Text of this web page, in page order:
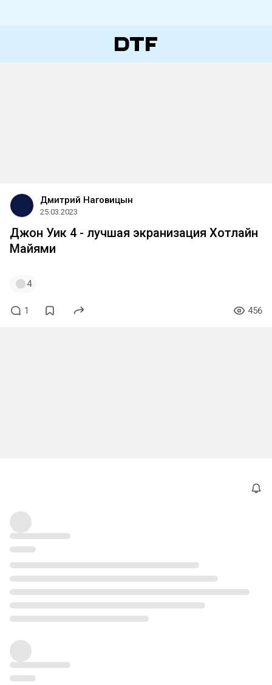
Дмитрий Наговицын
25.03.2023
Джон Уик 4 - лучшая экранизация Хотлайн
Майями
4
1 456